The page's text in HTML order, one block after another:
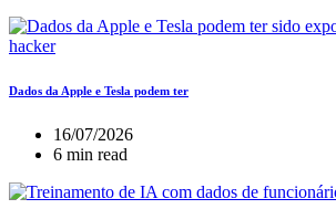
Dados da Apple e Tesla podem ter
16/07/2026
6 min read